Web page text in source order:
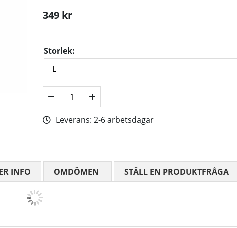
349 kr
Storlek:
Leverans: 2-6 arbetsdagar
INFO OMDÖMEN MEDELBETYG 0 AV 5 ANTAL BETYG 0
STÄLL EN PRODUKTFRÅGA